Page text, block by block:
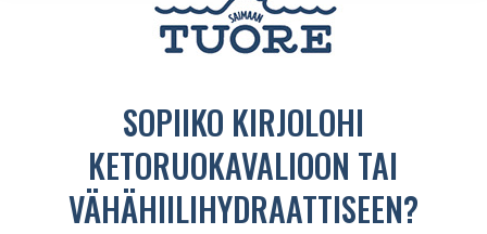
SOPIIKO KIRJOLOHI
KETORUOKAVALIOON TAI
VÄHÄHIILIHYDRAATTISEEN?